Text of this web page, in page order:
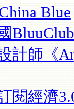
Blue
計師《
閱經濟